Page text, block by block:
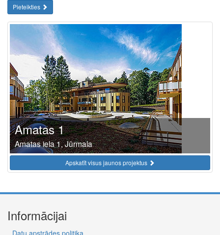
Pieteikties
Amatas 1
Amatas iela 1, Jūrmala
Apskatīt visus jaunos projektus
Informācijai
Datu apstrādes politika